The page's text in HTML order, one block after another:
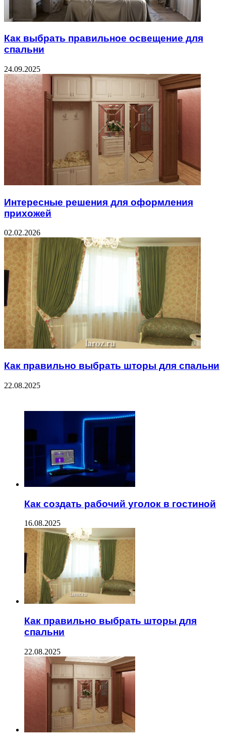
Как выбрать правильное освещение для
спальни
24.09.2025
Интересные решения для оформления
прихожей
02.02.2026
Как правильно выбрать шторы для спальни
22.08.2025
Как создать рабочий уголок в гостиной
16.08.2025
Как правильно выбрать шторы для
спальни
22.08.2025